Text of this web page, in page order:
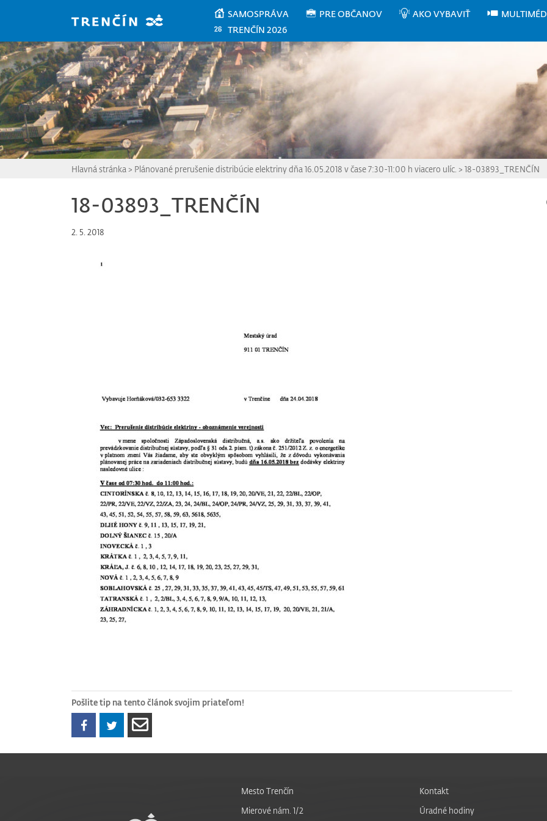
SAMOSPRÁVA PRE OBČANOV AKO VYBAVIŤ
TRENČÍN 2026
Hlavná stránka > Plánované prerušenie distribúcie elektriny dňa 16.05.2018 v čase 7:30-11:00 h viacero ulíc. > 18-03893_TRENČÍN
18-03893_TRENČÍN
2. 5. 2018
Pošlite tip na tento článok svojim priateľom!
Mesto Trenčín
Mierové nám. 1/2
Kontakt
Úradné hodiny